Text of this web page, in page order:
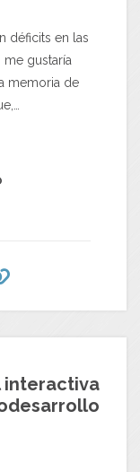
déficits en las
me gustaría
memoria de
interactiva